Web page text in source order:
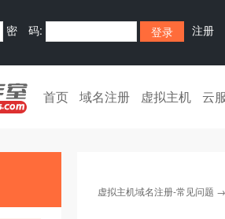
密 码: 注册
首页 域名注册 虚拟主机 云
虚拟主机域名注册-常见问题